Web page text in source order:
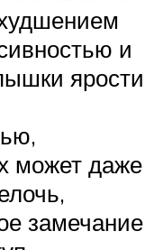
и
ярости
может даже
замечание